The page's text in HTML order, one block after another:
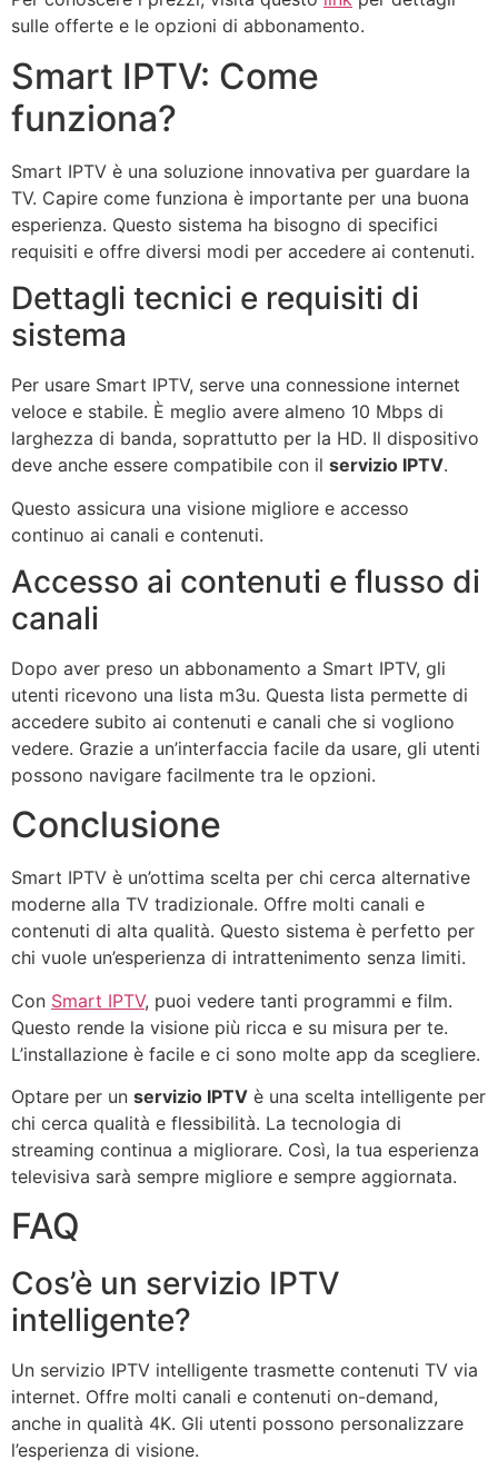
sulle offerte e le opzioni di abbonamento.
Smart IPTV: Come
funziona?
Smart IPTV è una soluzione innovativa per guardare la
TV. Capire come funziona è importante per una buona
esperienza. Questo sistema ha bisogno di specifici
requisiti e offre diversi modi per accedere ai contenuti.
Dettagli tecnici e requisiti di
sistema
Per usare Smart IPTV, serve una connessione internet
veloce e stabile. È meglio avere almeno 10 Mbps di
larghezza di banda, soprattutto per la HD. Il dispositivo
deve anche essere compatibile con il servizio IPTV.
Questo assicura una visione migliore e accesso
continuo ai canali e contenuti.
Accesso ai contenuti e flusso di
canali
Dopo aver preso un abbonamento a Smart IPTV, gli
utenti ricevono una lista m3u. Questa lista permette di
accedere subito ai contenuti e canali che si vogliono
vedere. Grazie a un’interfaccia facile da usare, gli utenti
possono navigare facilmente tra le opzioni.
Conclusione
Smart IPTV è un’ottima scelta per chi cerca alternative
moderne alla TV tradizionale. Offre molti canali e
contenuti di alta qualità. Questo sistema è perfetto per
chi vuole un’esperienza di intrattenimento senza limiti.
Con Smart IPTV, puoi vedere tanti programmi e film.
Questo rende la visione più ricca e su misura per te.
L’installazione è facile e ci sono molte app da scegliere.
Optare per un servizio IPTV è una scelta intelligente per
chi cerca qualità e flessibilità. La tecnologia di
streaming continua a migliorare. Così, la tua esperienza
televisiva sarà sempre migliore e sempre aggiornata.
FAQ
Cos’è un servizio IPTV
intelligente?
Un servizio IPTV intelligente trasmette contenuti TV via
internet. Offre molti canali e contenuti on-demand,
anche in qualità 4K. Gli utenti possono personalizzare
l’esperienza di visione.